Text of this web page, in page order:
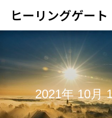
ヒーリングゲート
2021年 10月